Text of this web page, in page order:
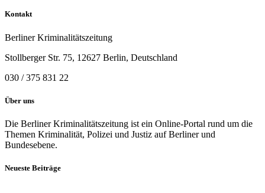
Kontakt
Berliner Kriminalitätszeitung
Stollberger Str. 75, 12627 Berlin, Deutschland
030 / 375 831 22
Über uns
Die Berliner Kriminalitätszeitung ist ein Online-Portal rund um die
Themen Kriminalität, Polizei und Justiz auf Berliner und
Bundesebene.
Neueste Beiträge